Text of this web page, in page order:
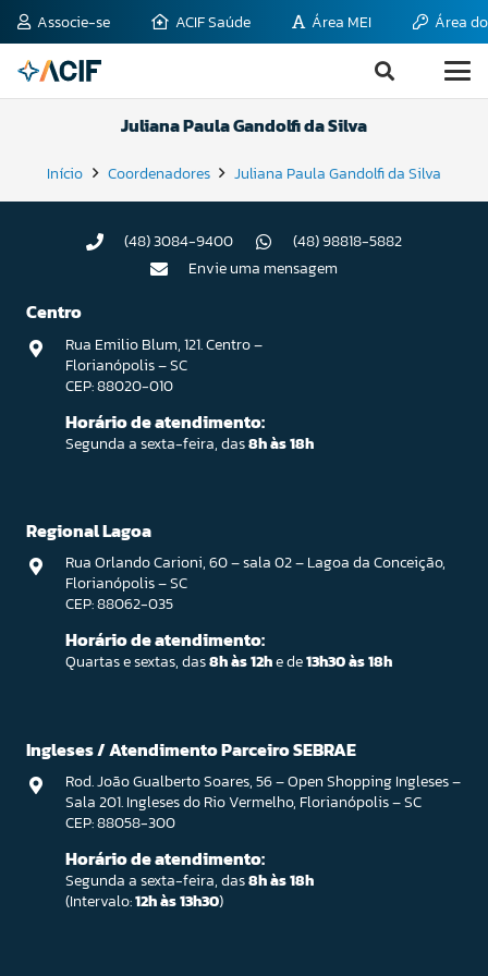
Associe-se ACIF Saúde Área MEI Área
Juliana Paula Gandolfi da Silva
Início Coordenadores Juliana Paula Gandolfi da Silva
(48) 3084-9400
(48) 98818-5882
Envie uma mensagem
Centro
Rua Emilio Blum, 121. Centro –
Florianópolis – SC
CEP: 88020-010
Horário de atendimento:
Segunda a sexta-feira, das8h às 18h
Regional Lagoa
Rua Orlando Carioni, 60 – sala 02 – Lagoa da Conceição,
Florianópolis – SC
CEP: 88062-035
Horário de atendimento:
Quartas e sextas, das8h às 12he de13h30 às 18h
Ingleses / Atendimento Parceiro SEBRAE
Rod. João Gualberto Soares, 56 – Open Shopping Ingleses –
Sala 201. Ingleses do Rio Vermelho, Florianópolis – SC
CEP: 88058-300
Horário de atendimento:
Segunda a sexta-feira, das8h às 18h
(Intervalo:12h às 13h30)